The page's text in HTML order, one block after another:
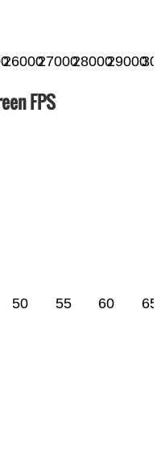
26000270002800029000
FPS
50 55 60 65